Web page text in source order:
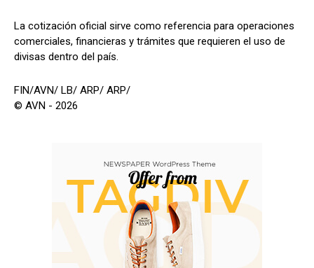
La cotización oficial sirve como referencia para operaciones
comerciales, financieras y trámites que requieren el uso de
divisas dentro del país.
FIN/AVN/ LB/ ARP/ ARP/
© AVN - 2026